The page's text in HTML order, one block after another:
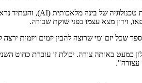
וירון מצא עצמו בפני שוקת שבורה.
שכל יזם ומי שרוצה להבין יזמים ויזמות ירצה
כמעט באותה צורה. יכולת זו עוברת כחוט
עצורה".